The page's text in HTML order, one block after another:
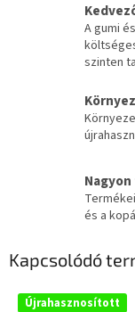
A gumi
szinten
és a
Kapcsolódó
Újrahasznosított